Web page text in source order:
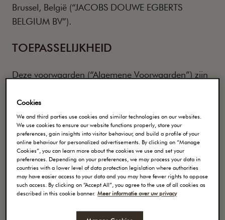
Brussel, België (“JACOBS DOUWE EGBERTS
BELGIUM BV”).
TOEPASSELIJKHEID
Deze voorwaarden (“Algemene Voorwaarden”) zijn
deze Web Site en op alle informatie, aanbevelingen
en/of diensten die via deze Web Site aangeboden
worden (de “Informatie”). Door de Web Site te
gebruiken stemt u in met de Algemene
Voorwaarden. Deze Algemene Voorwaarden
kunnen te allen tijde door JACOBS DOUWE
EGBERTS BELGIUM BV worden gewijzigd. De
vanaf het moment van plaatsing op deze
Cookies
We and third parties use cookies and similar technologies on our websites.
We use cookies to ensure our website functions properly, store your
preferences, gain insights into visitor behaviour, and build a profile of your
online behaviour for personalized advertisements. By clicking on “Manage
Cookies”, you can learn more about the cookies we use and set your
preferences. Depending on your preferences, we may process your data in
countries with a lower level of data protection legislation where authorities
may have easier access to your data and you may have fewer rights to oppose
such access. By clicking on “Accept All”, you agree to the use of all cookies as
described in this cookie banner. Meer informatie over uw privacy